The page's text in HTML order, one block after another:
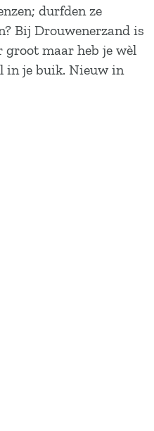
durfden ze
Bij Drouwenerzand is
groot maar heb je wèl
in je buik. Nieuw in